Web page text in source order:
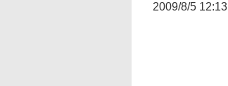
2009/8/5 12:13